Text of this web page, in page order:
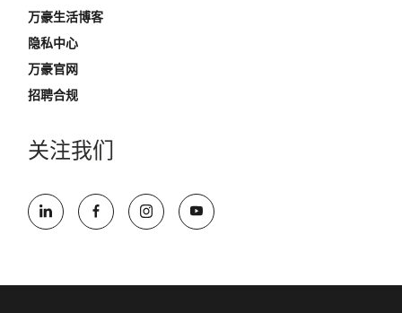
万豪生活博客
隐私中心
万豪官网
招聘合规
关注我们